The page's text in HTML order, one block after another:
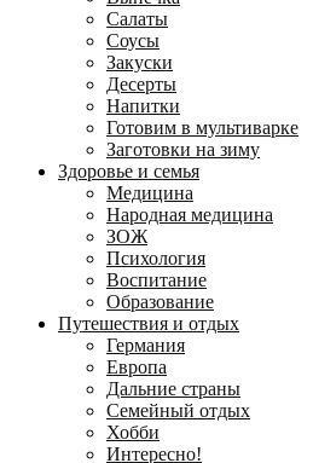
Салаты
Соусы
Закуски
Десерты
Напитки
Готовим в мультиварке
Заготовки на зиму
Здоровье и семья
Медицина
Народная медицина
ЗОЖ
Психология
Воспитание
Образование
Путешествия и отдых
Германия
Европа
Дальние страны
Семейный отдых
Хобби
Интересно!